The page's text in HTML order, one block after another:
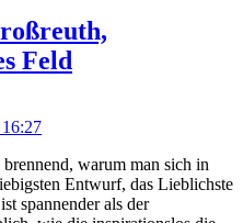
Feld
warum man sich in
Entwurf, das Lieblichste
spannender als der